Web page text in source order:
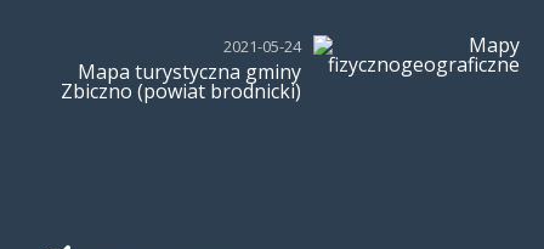
2021-05-24
Mapa turystyczna gminy
Zbiczno (powiat brodnicki)